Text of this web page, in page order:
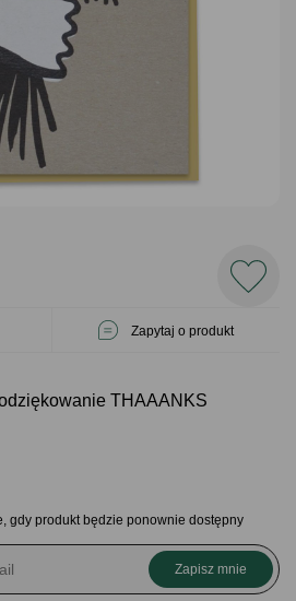
Zapytaj o produkt
THAAANKS
gdy produkt będzie ponownie dostępny
Zapisz mnie